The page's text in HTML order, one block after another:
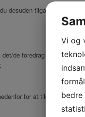
desuden tilgå nogle af
det/de foredrag og
for at tilgå et webinar.
Vi og